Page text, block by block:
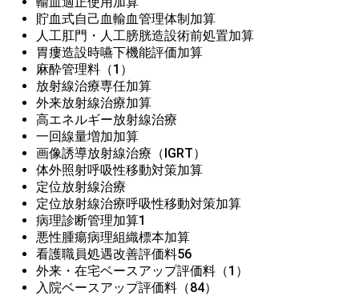
貯血式自己血輸血管理体制加算
人工肛門・人工膀胱造設術前処置加算
胃瘻造設時嚥下機能評価加算
麻酔管理料（1）
放射線治療専任加算
外来放射線治療加算
高エネルギー放射線治療
一回線量増加加算
画像誘導放射線治療（IGRT）
体外照射呼吸性移動対策加算
定位放射線治療
定位放射線治療呼吸性移動対策加算
病理診断管理加算1
悪性腫瘍病理組織標本加算
看護職員処遇改善評価料56
外来・在宅ベースアップ評価料（1）
入院ベースアップ評価料（84）